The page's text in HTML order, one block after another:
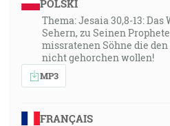
POLSKI
Thema: Jesaia 30,8-13: Das
Sehern, zu Seinen
missratenen Söhne die den
nicht gehorchen wollen!
MP3
FRANÇAIS